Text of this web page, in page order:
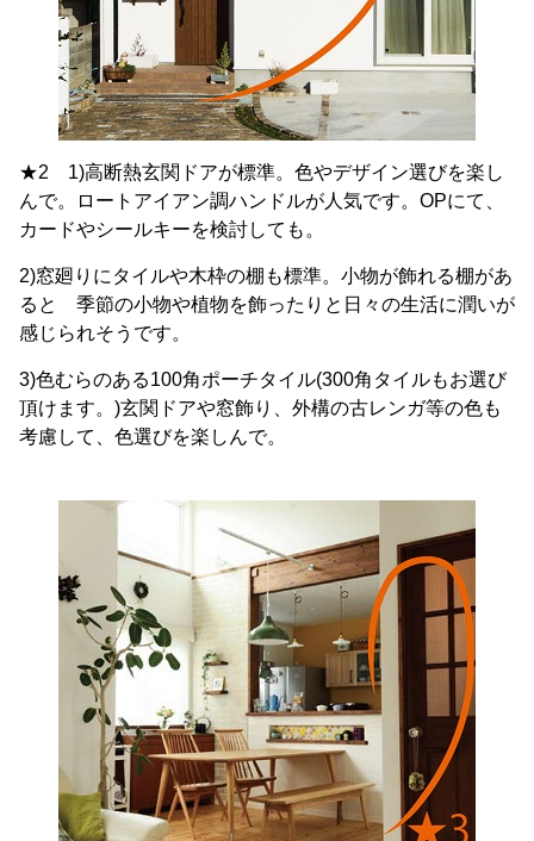
★2 1)高断熱玄関ドアが標準。色やデザイン選びを楽し
んで。ロートアイアン調ハンドルが人気です。OPにて、
カードやシールキーを検討しても。
2)窓廻りにタイルや木枠の棚も標準。小物が飾れる棚があ
ると 季節の小物や植物を飾ったりと日々の生活に潤いが
感じられそうです。
3)色むらのある100角ポーチタイル(300角タイルもお選び
頂けます。)玄関ドアや窓飾り、外構の古レンガ等の色も
考慮して、色選びを楽しんで。